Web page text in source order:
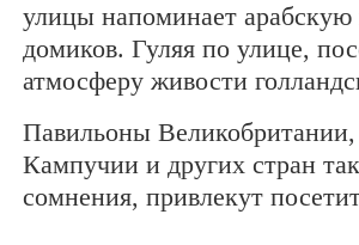
улицы напоминает
домиков. Гуляя по улице,
атмосферу живости
Павильоны
Кампучии и других стран
сомнения, привлекут